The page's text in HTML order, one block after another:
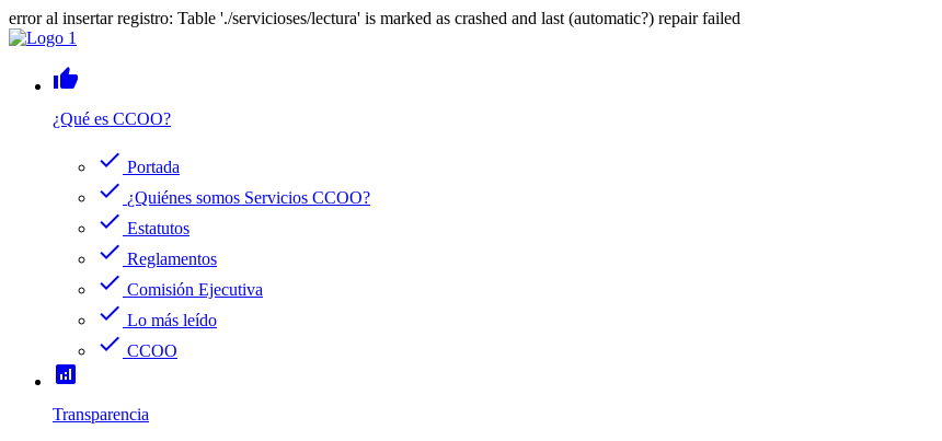
error al insertar registro: Table './servicioses/lectura' is marked as crashed and last (automatic?) repair failed
thumb_up
¿Qué es CCOO?
check Portada
check ¿Quiénes somos Servicios CCOO?
check Estatutos
check Reglamentos
check Comisión Ejecutiva
check Lo más leído
check CCOO
analytics
Transparencia